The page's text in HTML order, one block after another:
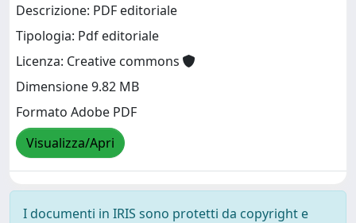
Descrizione: PDF editoriale
Tipologia: Pdf editoriale
Licenza: Creative commons
Dimensione 9.82 MB
Formato Adobe PDF
Visualizza/Apri
I documenti in IRIS sono protetti da copyright e